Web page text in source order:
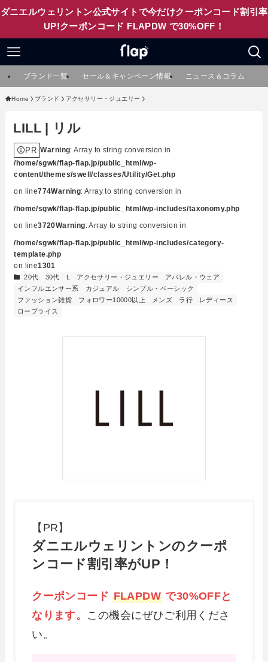
ダニエルウェリントン公式サイトで今だけクーポンコード割引率
UP!クーポンコード FLAPDW で30%OFF！
ブランド一覧 セール＆キャンペーン情報 ニュース＆コラム
Home ブランド アクセサリー・ジュエリー
LILL | リル
PR Warning: Array to string conversion in
/home/sgwk/flap-flap.jp/public_html/wp-
content/themes/swell/classes/Utility/Get.php
on line774Warning: Array to string conversion in
/home/sgwk/flap-flap.jp/public_html/wp-includes/taxonomy.php
on line3720Warning: Array to string conversion in
/home/sgwk/flap-flap.jp/public_html/wp-includes/category-
template.php
on line1301
20代 30代 L アクセサリー・ジュエリー
アパレル・ウェア
インフルエンサー系
カジュアル
シンプル・ベーシック
ファッション雑貨
フォロワー10000以上 メンズ ラ行
レディース
ロープライス
【PR】
ダニエルウェリントンのクーポ
ンコード割引率がUP！
クーポンコード FLAPDWで30%OFFと
なります。 この機会にぜひご利用くださ
い。